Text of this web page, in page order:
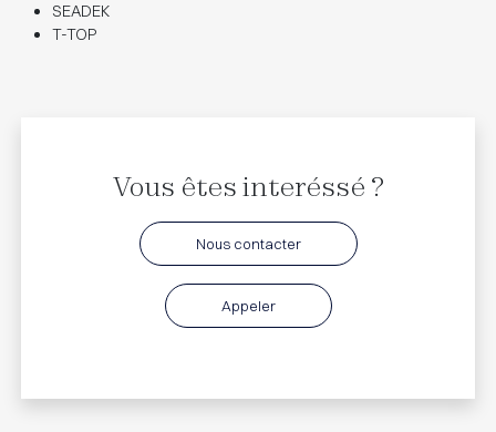
SEADEK
T-TOP
Vous êtes interéssé ?
Nous contacter
Appeler